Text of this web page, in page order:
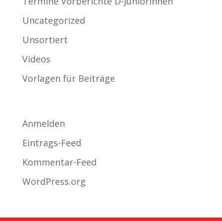
Uncategorized
Unsortiert
Videos
Vorlagen für Beiträge
Anmelden
Eintrags-Feed
Kommentar-Feed
WordPress.org